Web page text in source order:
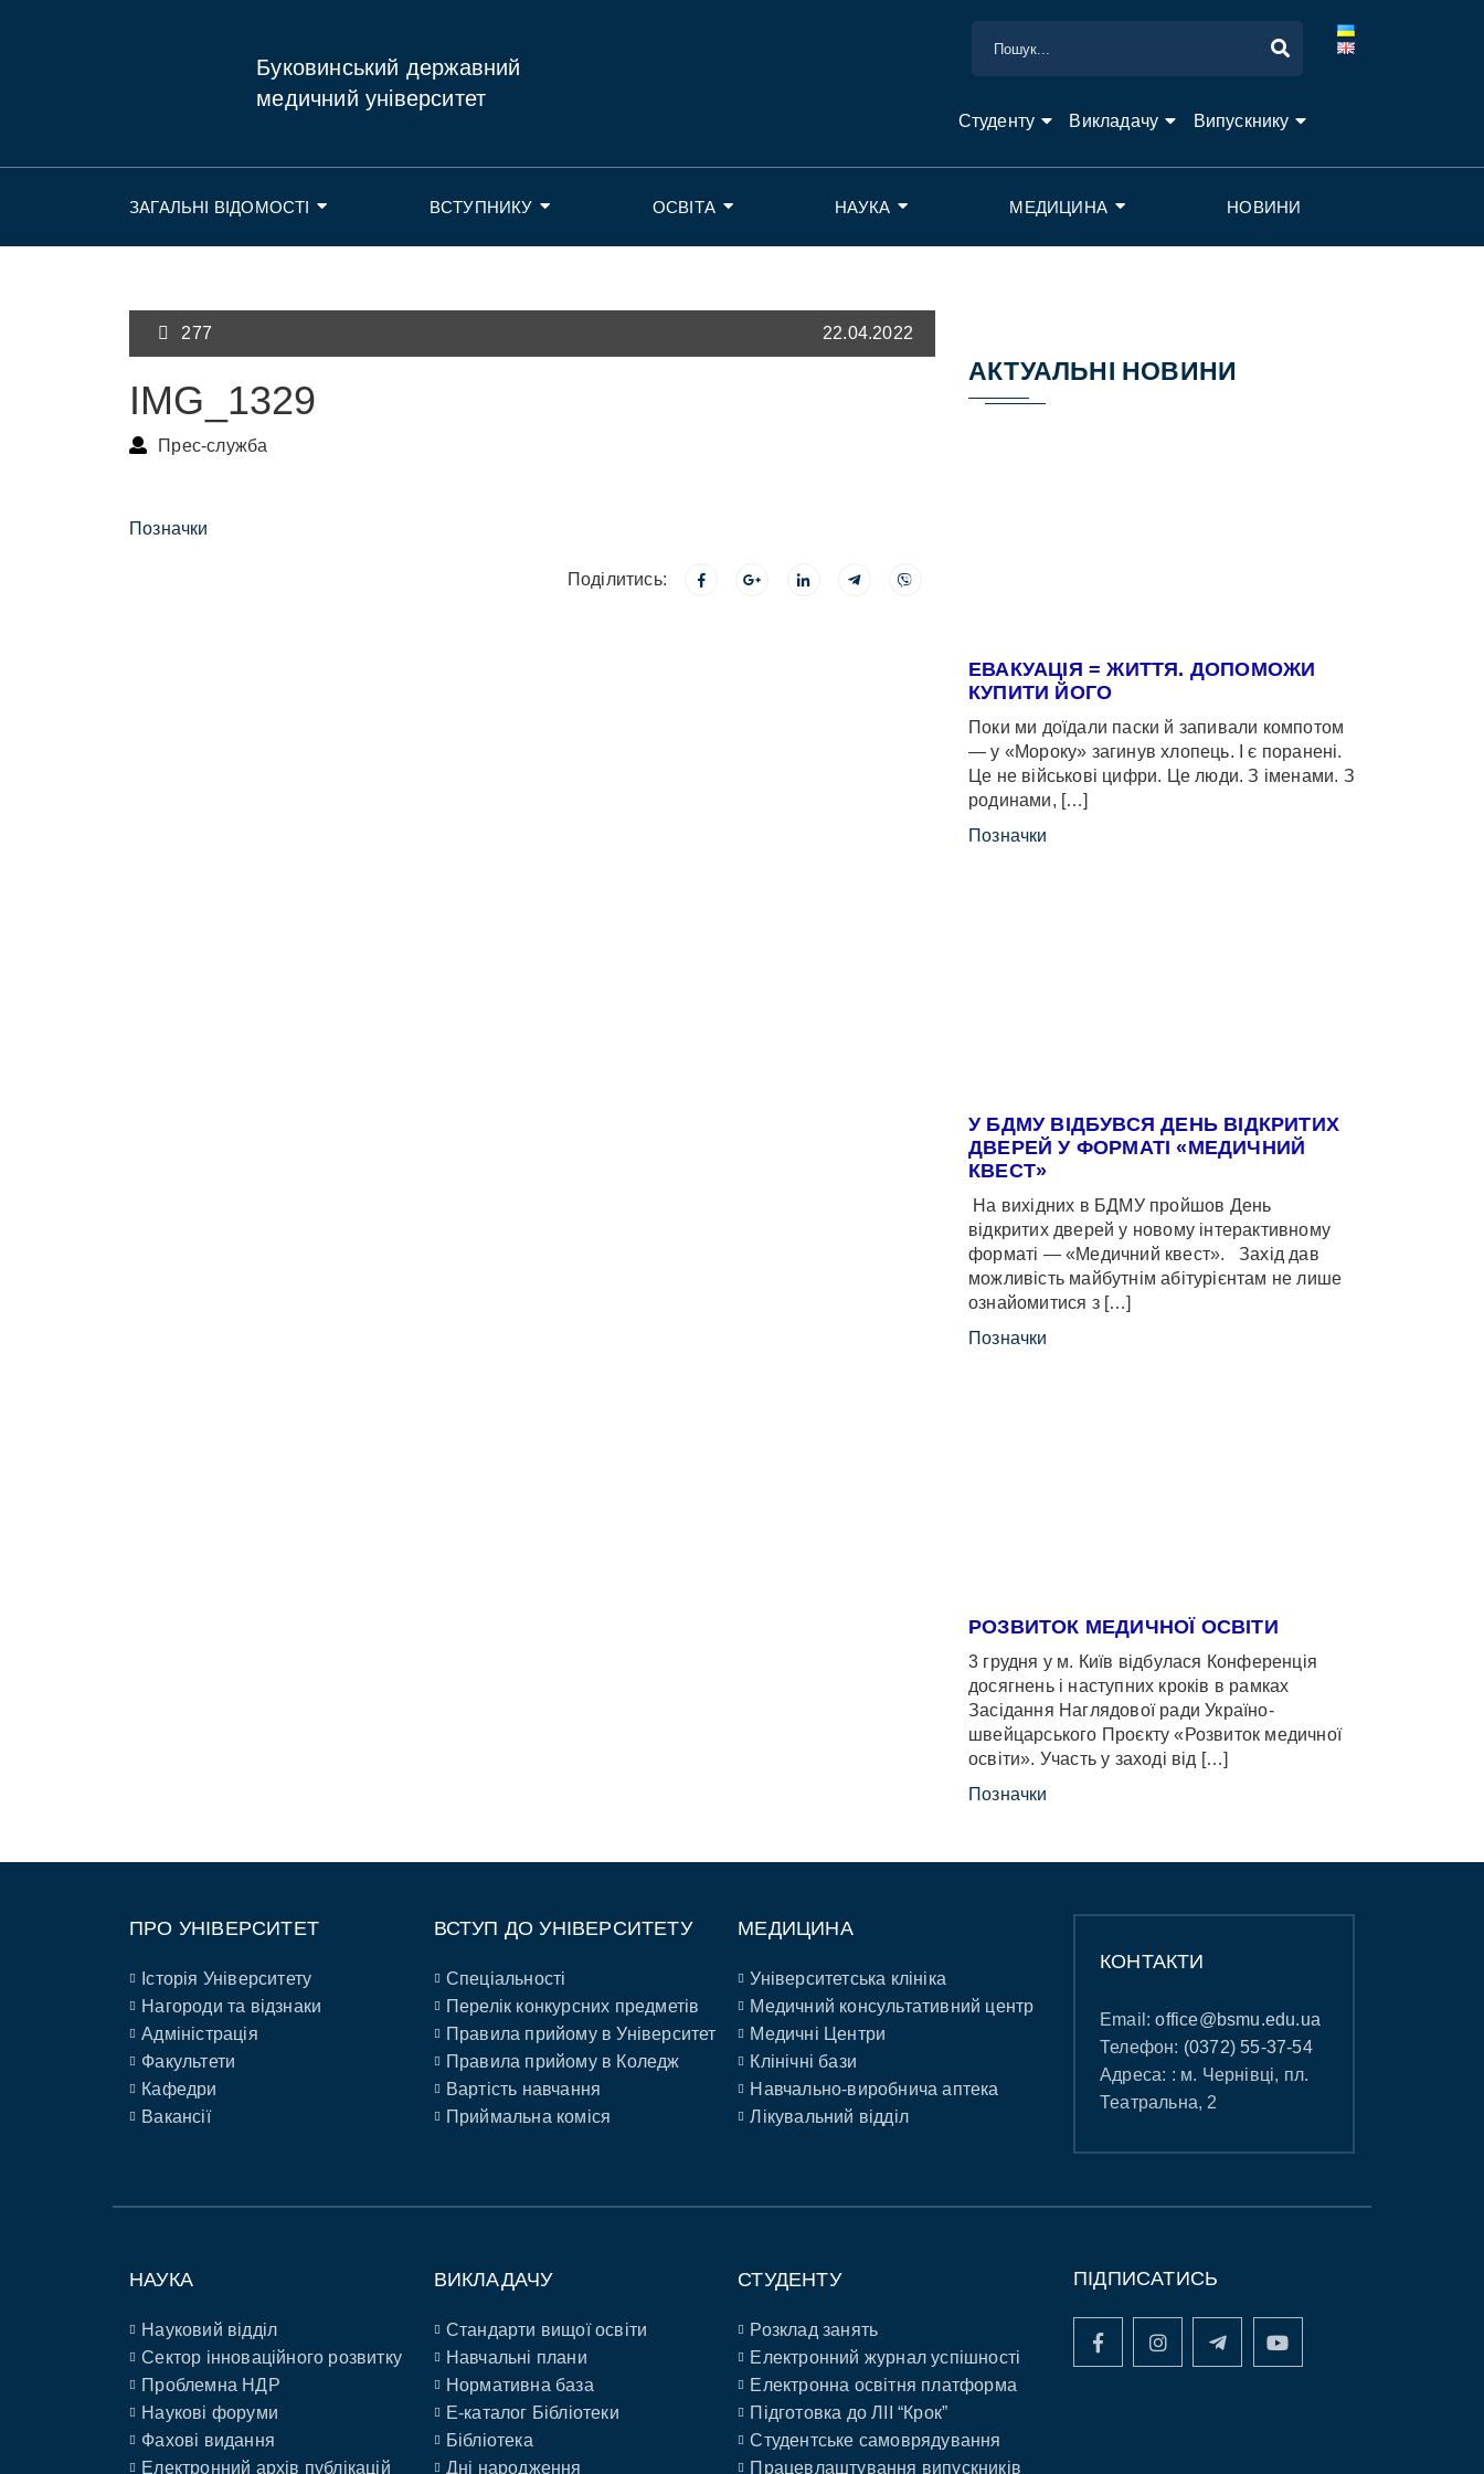
Буковинський державний
медичний університет
Студенту Викладачу Випускнику
ЗАГАЛЬНІ ВІДОМОСТІ ВСТУПНИКУ ОСВІТА НАУКА МЕДИЦИНА НОВИНИ
277 22.04.2022
IMG_1329
Прес-служба
Позначки
Поділитись:
АКТУАЛЬНІ НОВИНИ
ЕВАКУАЦІЯ = ЖИТТЯ. ДОПОМОЖИ
КУПИТИ ЙОГО
Поки ми доїдали паски й запивали компотом
— у «Мороку» загинув хлопець. І є поранені.
Це не військові цифри. Це люди. З іменами. З
родинами, […]
Позначки
У БДМУ ВІДБУВСЯ ДЕНЬ ВІДКРИТИХ
ДВЕРЕЙ У ФОРМАТІ «МЕДИЧНИЙ
КВЕСТ»
На вихідних в БДМУ пройшов День
відкритих дверей у новому інтерактивному
форматі — «Медичний квест». Захід дав
можливість майбутнім абітурієнтам не лише
ознайомитися з […]
Позначки
РОЗВИТОК МЕДИЧНОЇ ОСВІТИ
3 грудня у м. Київ відбулася Конференція
досягнень і наступних кроків в рамках
Засідання Наглядової ради Україно-
швейцарського Проєкту «Розвиток медичної
освіти». Участь у заході від […]
Позначки
ПРО УНІВЕРСИТЕТ
Історія Університету
Нагороди та відзнаки
Адміністрація
Факультети
Кафедри
Вакансії
ВСТУП ДО УНІВЕРСИТЕТУ
Спеціальності
Перелік конкурсних предметів
Правила прийому в Університет
Правила прийому в Коледж
Вартість навчання
Приймальна коміся
МЕДИЦИНА
Університетська клініка
Медичний консультативний центр
Медичні Центри
Клінічні бази
Навчально-виробнича аптека
Лікувальний відділ
КОНТАКТИ
Email:office@bsmu.edu.ua
Телефон: (0372) 55-37-54
Адреса: : м. Чернівці, пл.
Театральна, 2
НАУКА
Науковий відділ
Сектор інноваційного розвитку
Проблемна НДР
Наукові форуми
Фахові видання
Електронний архів публікацій
ВИКЛАДАЧУ
Стандарти вищої освіти
Навчальні плани
Нормативна база
E-каталог Бібліотеки
Бібліотека
Дні народження
СТУДЕНТУ
Розклад занять
Електронний журнал успішності
Електронна освітня платформа
Підготовка до ЛІІ “Крок”
Студентське самоврядування
Працевлаштування випускників
ПІДПИСАТИСЬ